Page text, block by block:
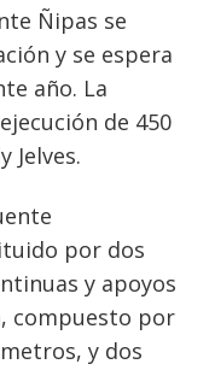
Ñipas se
y se espera
año. La
de 450
Jelves.
por dos
y apoyos
compuesto por
y dos